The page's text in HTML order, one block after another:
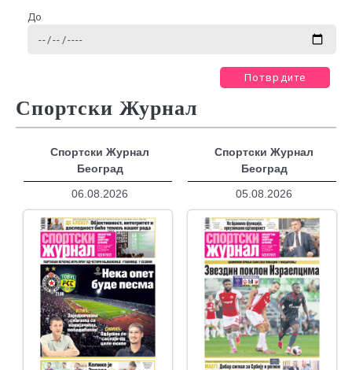
До
Потврдите
Спортски Журнал
Спортски Журнал
Београд
06.08.2026
Спортски Журнал
Београд
05.08.2026